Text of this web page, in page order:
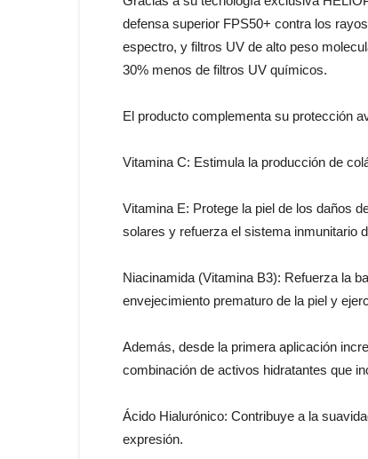
defensa superior FPS50+ contra los
espectro, y filtros UV de alto peso
30% menos de filtros UV químicos.
El producto complementa su protección
Vitamina C: Estimula la producción de
Vitamina E: Protege la piel de los daños
solares y refuerza el sistema inmunitario
Niacinamida (Vitamina B3): Refuerza la
envejecimiento prematuro de la piel y
Además, desde la primera aplicación
combinación de activos hidratantes que
Ácido Hialurónico: Contribuye a la
expresión.